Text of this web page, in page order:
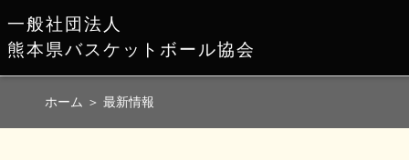
一般社団法人
熊本県バスケットボール協会
ホーム ＞ 最新情報